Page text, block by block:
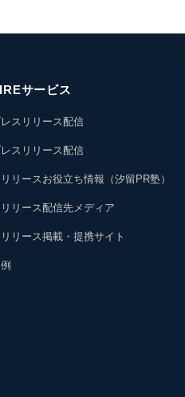
サービス
スリリース配信
スリリース配信
リースお役立ち情報（汐留PR塾）
リース配信先メディア
リース掲載・提携サイト